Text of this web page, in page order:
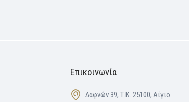
Επικοινωνία
Δαφνών 39, Τ.Κ. 25100, Αίγιο